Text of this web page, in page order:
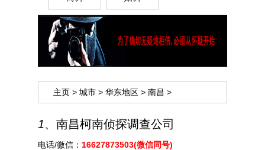
主页 > 城市 > 华东地区 > 南昌 >
1、 南昌柯南侦探调查公司
电话/微信： 16627873503(微信同号)